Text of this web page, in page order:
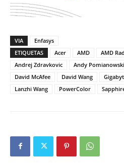
VIA
Enfasys
ETIQUETAS
Acer AMD AMD
Andrej Zdravkovic
Andy Pomianowski
David McAfee
David Wang
Lanzhi Wang
PowerColor